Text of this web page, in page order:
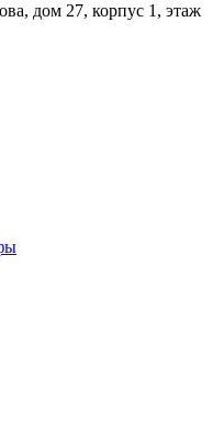
дом 27, корпус 1, этаж